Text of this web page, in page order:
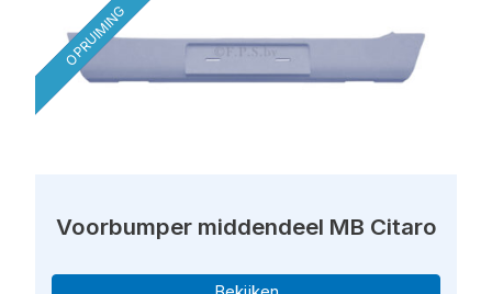
OPRUIMING
Voorbumper middendeel MB Citaro